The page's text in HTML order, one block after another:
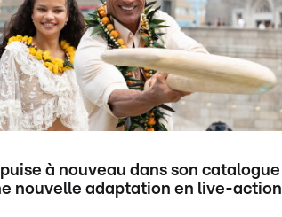
à nouveau dans son catalogue
nouvelle adaptation en live-action